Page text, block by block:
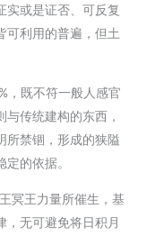
实或是证否、可反复
可利用的普遍，但土
，既不符一般人感官
传统建构的东西，
所禁锢，形成的狭隘
的依据。
冥王力量所催生，基
，无可避免将日积月